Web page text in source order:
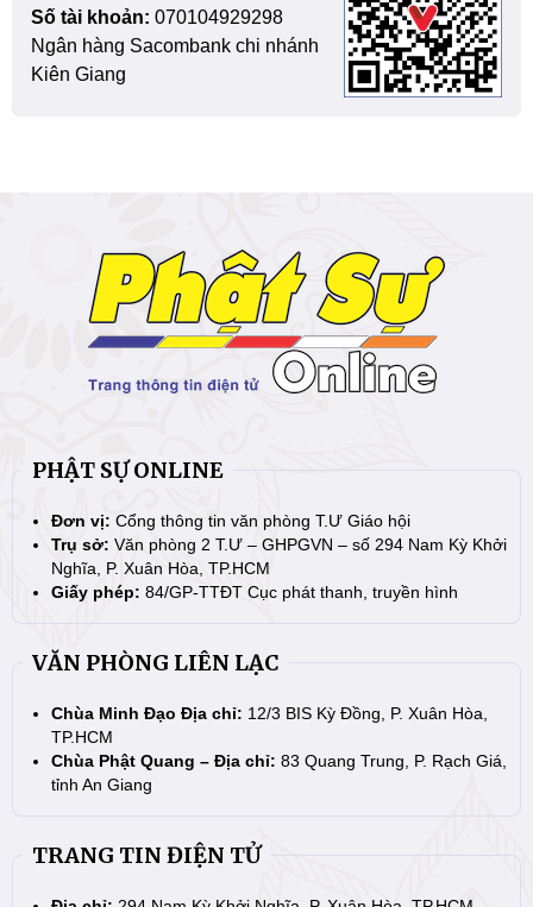
Số tài khoản: 070104929298
Ngân hàng Sacombank chi nhánh
Kiên Giang
PHẬT SỰ ONLINE
Đơn vị: Cổng thông tin văn phòng T.Ư Giáo hội
Trụ sở: Văn phòng 2 T.Ư – GHPGVN – số 294 Nam Kỳ Khởi
Nghĩa, P. Xuân Hòa, TP.HCM
Giấy phép: 84/GP-TTĐT Cục phát thanh, truyền hình
VĂN PHÒNG LIÊN LẠC
Chùa Minh Đạo Địa chỉ: 12/3 BIS Kỳ Đồng, P. Xuân Hòa,
TP.HCM
Chùa Phật Quang – Địa chỉ: 83 Quang Trung, P. Rạch Giá,
tỉnh An Giang
TRANG TIN ĐIỆN TỬ